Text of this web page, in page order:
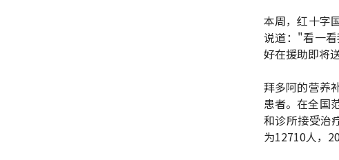
本周，红十字
说道："看一看
好在援助即将
拜多阿的营养
患者。在全国
和诊所接受治
为12710人，